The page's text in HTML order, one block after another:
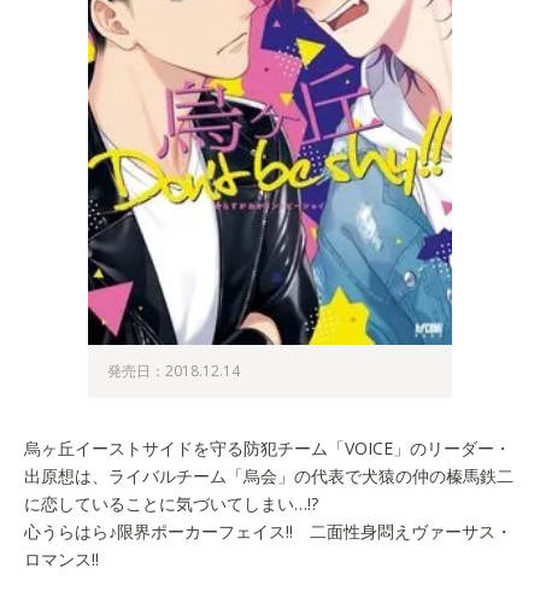
発売日：2018.12.14
烏ヶ丘イーストサイドを守る防犯チーム「VOICE」のリーダー・
出原想は、ライバルチーム「烏会」の代表で犬猿の仲の榛馬鉄二
に恋していることに気づいてしまい…!?
心うらはら♪限界ポーカーフェイス!! 二面性身悶えヴァーサス・
ロマンス!!